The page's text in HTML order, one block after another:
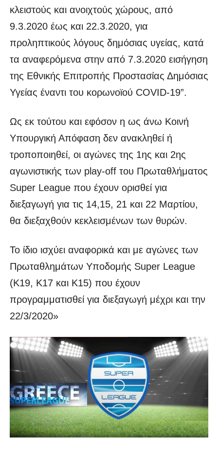
κλειστούς και ανοιχτούς χώρους, από
9.3.2020 έως και 22.3.2020, για
προληπτικούς λόγους δημόσιας υγείας, κατά
τα αναφερόμενα στην από 7.3.2020 εισήγηση
της Εθνικής Επιτροπής Προστασίας Δημόσιας
Υγείας έναντι του κορωνοϊού COVID-19”.
Ως εκ τούτου και εφόσον η ως άνω Κοινή
Υπουργική Απόφαση δεν ανακληθεί ή
τροποποιηθεί, οι αγώνες της 1ης και 2ης
αγωνιστικής των play-off του Πρωταθλήματος
Super League που έχουν ορισθεί για
διεξαγωγή για τις 14,15, 21 και 22 Μαρτίου,
θα διεξαχθούν κεκλεισμένων των θυρών.
Το ίδιο ισχύει αναφορικά και με αγώνες των
Πρωταθλημάτων Υποδομής Super League
(K19, K17 και Κ15) που έχουν
προγραμματισθεί για διεξαγωγή μέχρι και την
22/3/2020»